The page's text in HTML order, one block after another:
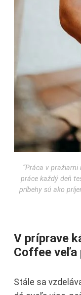
“Práca v
práce každý deň
príbehy sú ako
V príprave
Coffee veľa
Stále sa